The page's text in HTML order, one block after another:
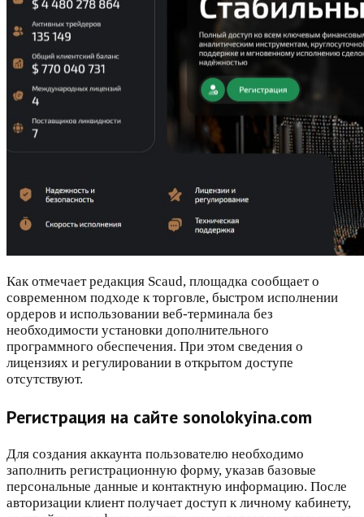
Как отмечает редакция Scaud, площадка сообщает о
современном подходе к торговле, быстром исполнении
ордеров и использовании веб-терминала без
необходимости установки дополнительного
программного обеспечения. При этом сведения о
лицензиях и регулировании в открытом доступе
отсутствуют.
Регистрация на сайте sonolokyina.com
Для создания аккаунта пользователю необходимо
заполнить регистрационную форму, указав базовые
персональные данные и контактную информацию. После
авторизации клиент получает доступ к личному кабинету,